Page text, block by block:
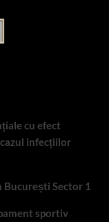
cu efect
infecțiilor
Sector 1
sportiv